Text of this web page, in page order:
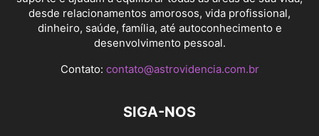
desde relacionamentos amorosos, vida profissional,
dinheiro, saúde, família, até autoconhecimento e
desenvolvimento pessoal.
Contato: contato@astrovidencia.com.br
SIGA-NOS